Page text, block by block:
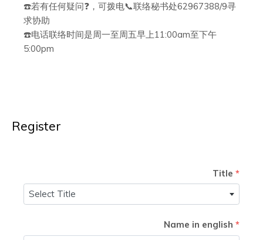
☎️若有任何疑问❓，可拨电📞联络秘书处62967388/9寻
求协助
☎️电话联络时间是周一至周五早上11:00am至下午
5:00pm
Register
Title *
Select Title
Name in english *